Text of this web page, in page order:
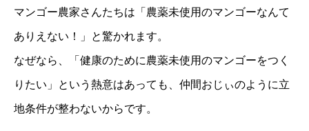
マンゴー農家さんたちは「農薬未使用のマンゴーなんて
ありえない！」と驚かれます。
なぜなら、「健康のために農薬未使用のマンゴーをつく
りたい」という熱意はあっても、仲間おじぃのように立
地条件が整わないからです。